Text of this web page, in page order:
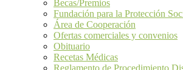
Becas/Premios
Fundación para la Protección
Área de Cooperación
Ofertas comerciales y convenios
Obituario
Recetas Médicas
Reglamento de Procedimiento